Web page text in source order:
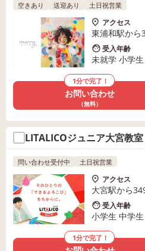
空きあり 送迎あり 土日祝営業
アクセス
東浦和駅から
受入年齢
未就学 小学生
1分で完了！
お問い合わせ
（無料）
LITALICOジュニア大宮教室
問い合わせ受付中 土日祝営業
アクセス
大宮駅から
受入年齢
小学生 中学
1分で完了！